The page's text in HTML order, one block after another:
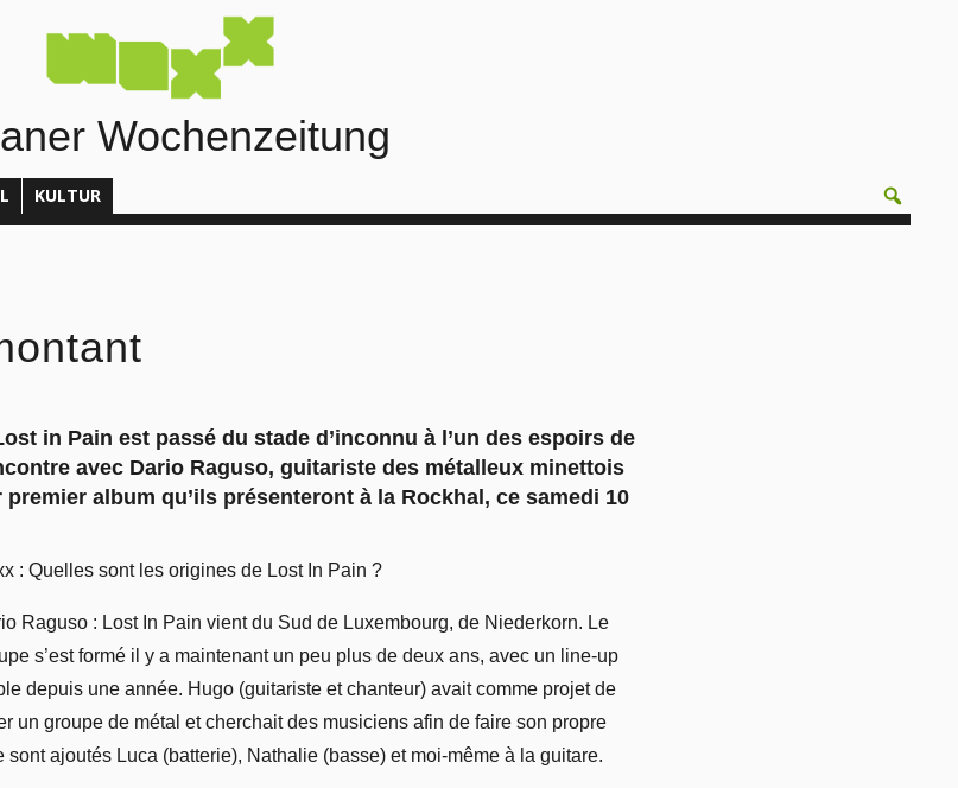
Wochenzeitung
KULTUR
in Pain est passé du stade d’inconnu à l’un des espoirs de
avec Dario Raguso, guitariste des métalleux minettois
album qu’ils présenteront à la Rockhal, ce samedi 10
: Quelles sont les origines de Lost In Pain ?
Raguso : Lost In Pain vient du Sud de Luxembourg, de Niederkorn. Le
s’est formé il y a maintenant un peu plus de deux ans, avec un line-up
depuis une année. Hugo (guitariste et chanteur) avait comme projet de
un groupe de métal et cherchait des musiciens afin de faire son propre
ajoutés Luca (batterie), Nathalie (basse) et moi-même à la guitare.